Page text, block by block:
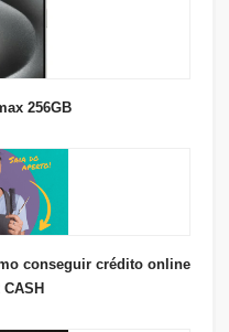
256GB
conseguir crédito online